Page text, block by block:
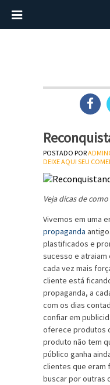
POSTADO POR
DEIXE AQUI SEU
Veja dicas de
Vivemos em uma
propaganda
plastificados e
sucesso e
cada vez mais
cliente está
propaganda, a
com os dias
confiar em
oferece produtos
produto não tem
público ganha
clientes que eram
buscar por outras